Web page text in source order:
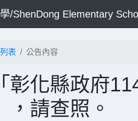
/ShenDong Elementary
表 公告內容
彰化縣政府
，請查照。